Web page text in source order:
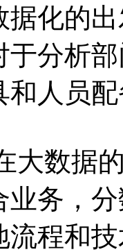
据化的
于分析
和人员
大数据
业务，
流程和